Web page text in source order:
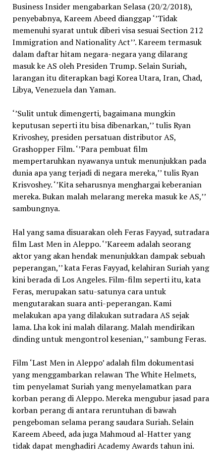
Business Insider mengabarkan Selasa (20/2/2018),
penyebabnya, Kareem Abeed dianggap ‘’Tidak
memenuhi syarat untuk diberi visa sesuai Section 212
Immigration and Nationality Act’’. Kareem termasuk
dalam daftar hitam negara-negara yang dilarang
masuk ke AS oleh Presiden Trump. Selain Suriah,
larangan itu diterapkan bagi Korea Utara, Iran, Chad,
Libya, Venezuela dan Yaman.
‘’Sulit untuk dimengerti, bagaimana mungkin
keputusan seperti itu bisa dibenarkan,’’ tulis Ryan
Krivoshey, presiden persatuan distributor AS,
Grashopper Film. ‘’Para pembuat film
mempertaruhkan nyawanya untuk menunjukkan pada
dunia apa yang terjadi di negara mereka,’’ tulis Ryan
Krisvoshey. ‘’Kita seharusnya menghargai keberanian
mereka. Bukan malah melarang mereka masuk ke AS,’’
sambungnya.
Hal yang sama disuarakan oleh Feras Fayyad, sutradara
film Last Men in Aleppo. ‘’Kareem adalah seorang
aktor yang akan hendak menunjukkan dampak sebuah
peperangan,’’ kata Feras Fayyad, kelahiran Suriah yang
kini berada di Los Angeles. Film-film seperti itu, kata
Feras, merupakan satu-satunya cara untuk
mengutarakan suara anti-peperangan. Kami
melakukan apa yang dilakukan sutradara AS sejak
lama. Lha kok ini malah dilarang. Malah mendirikan
dinding untuk mengontrol kesenian,’’ sambung Feras.
Film ‘Last Men in Aleppo’ adalah film dokumentasi
yang menggambarkan relawan The White Helmets,
tim penyelamat Suriah yang menyelamatkan para
korban perang di Aleppo. Mereka mengubur jasad para
korban perang di antara reruntuhan di bawah
pengeboman selama perang saudara Suriah. Selain
Kareem Abeed, ada juga Mahmoud al-Hatter yang
tidak dapat menghadiri Academy Awards tahun ini.